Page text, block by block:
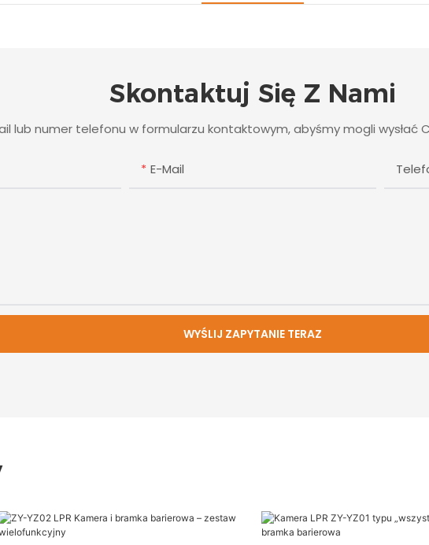
Skontaktuj Się Z Nami
lub numer telefonu w formularzu kontaktowym, abyśmy mogli wysłać
E-Mail
WYŚLIJ ZAPYTANIE TERAZ